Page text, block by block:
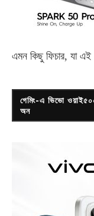
এমন কিছু ফিচার, যা এই
গেমিং-এ ভিভো
অন